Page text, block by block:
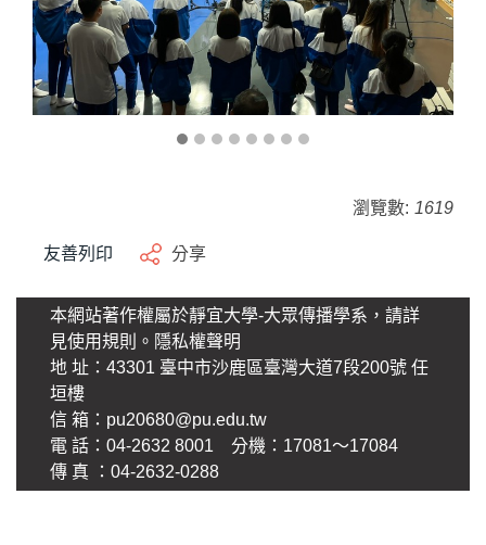
瀏覽數: 1619
友善列印 分享
本網站著作權屬於靜宜大學-大眾傳播學系，請詳
見使用規則。 隱私權聲明
地 址：43301 臺中市沙鹿區臺灣大道7段200號 任
垣樓
信 箱： pu20680@pu.edu.tw
電 話：04-2632 8001 分機：17081～17084
傳 真 ：04-2632-0288